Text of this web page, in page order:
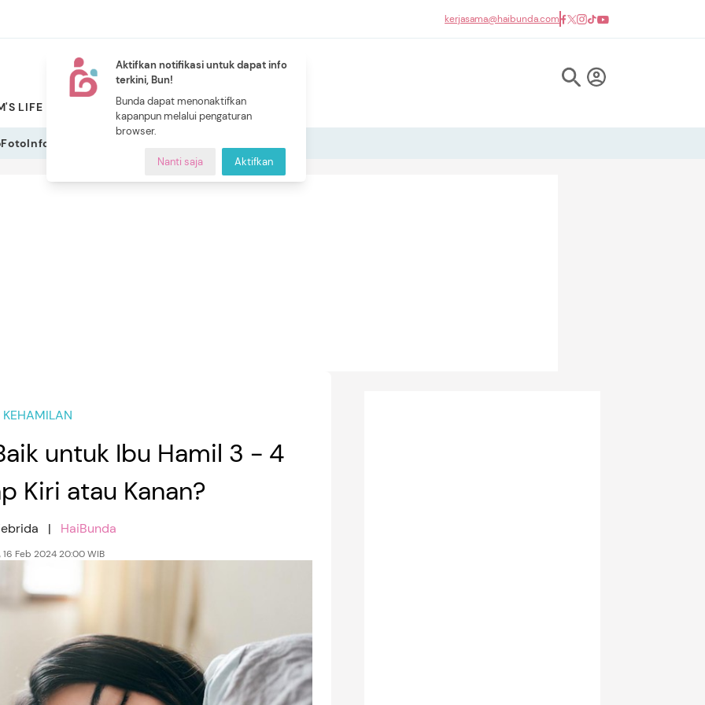
Aktifkan notifikasi untuk dapat info
terkini, Bun!
Bunda dapat menonaktifkan
kapanpun melalui pengaturan
browser.
Nanti saja Aktifkan
kerjasama@haibunda.com
LIFE PILIHAN BUNDA
NEW
CERITA BUNDA
FotoInfografis
KEHAMILAN
untuk Ibu Hamil 3 - 4
Kiri atau Kanan?
| HaiBunda
Feb 2024 20:00 WIB